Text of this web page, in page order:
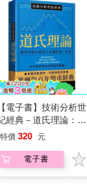
【電子書】技術分析世
經典－道氏理論：想
學技術分析的人必備的
特價 320 元
電子書